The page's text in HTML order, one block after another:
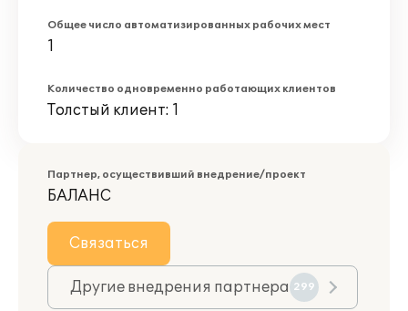
Общее число автоматизированных рабочих мест
1
Количество одновременно работающих клиентов
Толстый клиент: 1
Партнер, осуществивший внедрение/проект
БАЛАНС
Связаться
Другие внедрения партнера 299